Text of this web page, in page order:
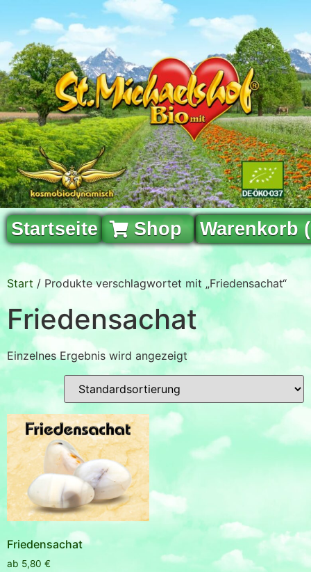
Startseite Shop Warenkorb
Start / Produkte verschlagwortet mit „Friedensachat“
Friedensachat
Einzelnes Ergebnis wird angezeigt
Friedensachat
ab 5,80 €